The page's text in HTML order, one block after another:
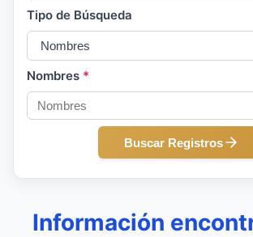
Tipo de Búsqueda
Nombres *
Buscar Registros
Información